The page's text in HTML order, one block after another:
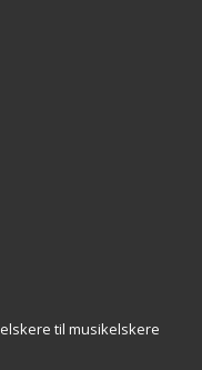
til musikelskere